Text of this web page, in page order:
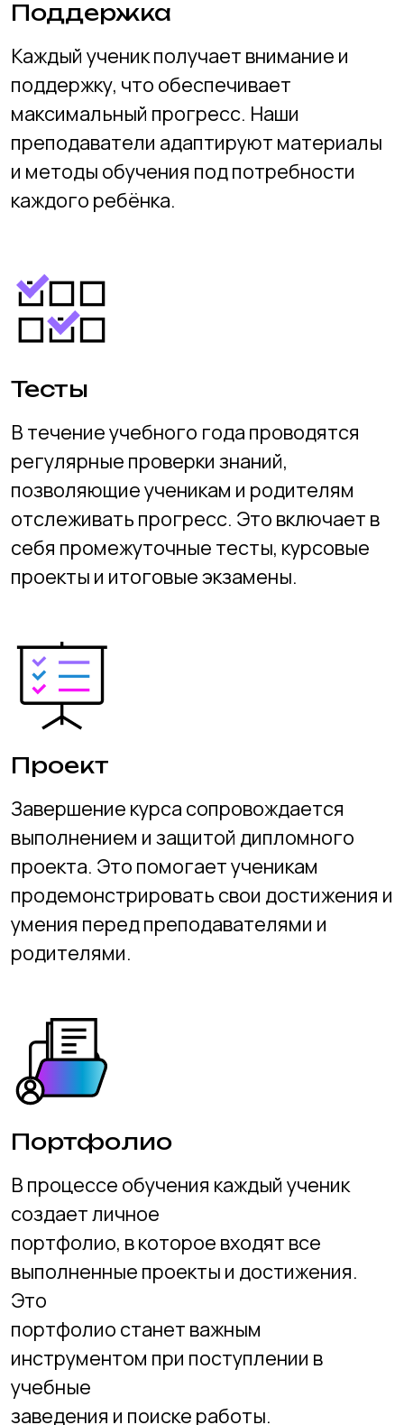
Ольга Сергеевна Дарья
Все отзывы
Стоимость обучения
Количество часов
4 часа в неделю
15 часов в месяц
4700 руб. / мес.
При оплате за полгода
4866 руб. / мес.
4950
При помесячной оплате
5000
Записать ребенка
на обучение